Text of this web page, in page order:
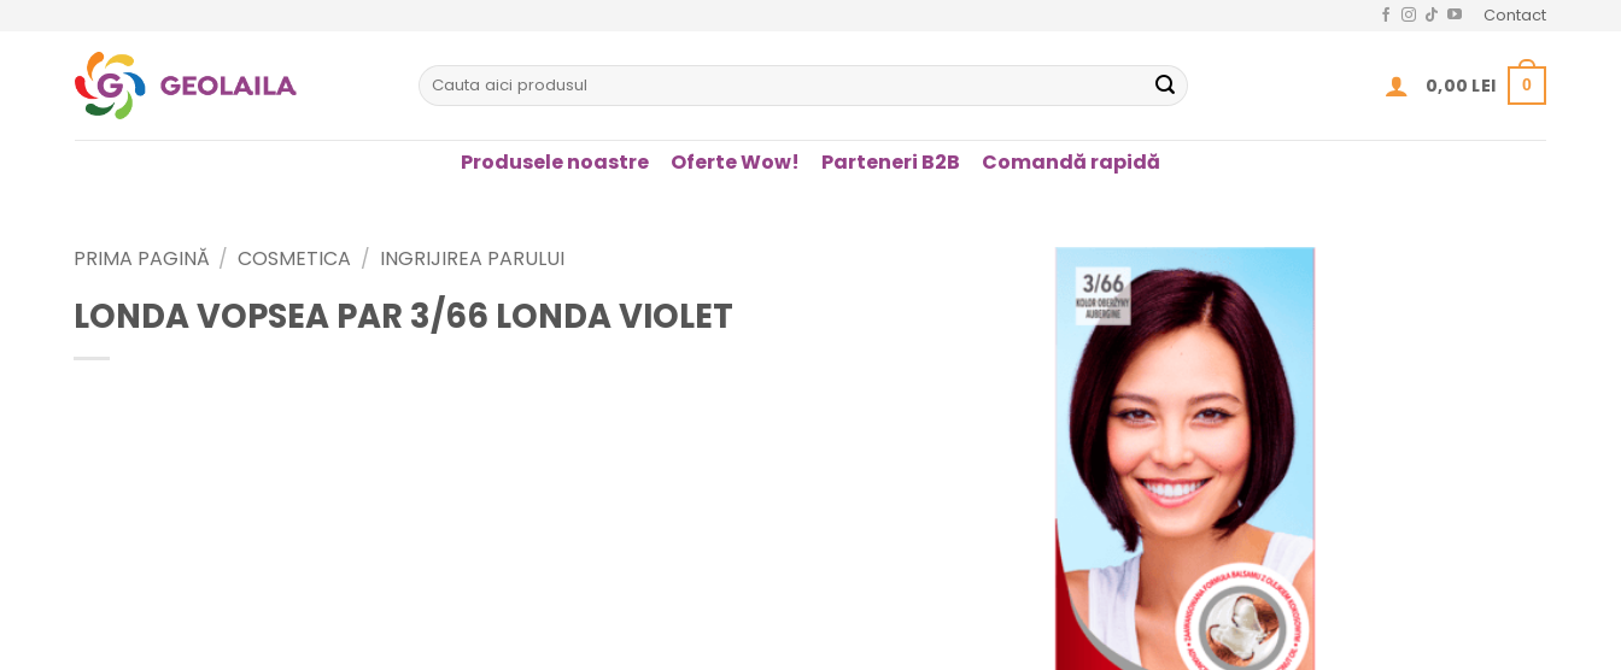
conținut
Contact
Caută
după:
0,00 LEI 0
Produsele noastre Oferte Wow! Parteneri B2B Comandă rapidă
PRIMA PAGINĂ / COSMETICA / INGRIJIREA PARULUI
LONDA VOPSEA PAR 3/66 LONDA VIOLET